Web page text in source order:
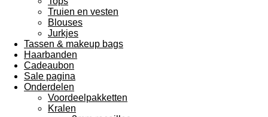
Truien en vesten
Blouses
Jurkjes
Tassen & makeup bags
Haarbanden
Cadeaubon
Sale pagina
Onderdelen
Voordeelpakketten
Kralen